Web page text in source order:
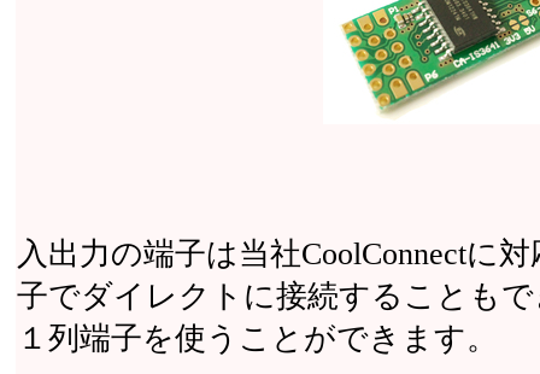
入出力の端子は当社CoolConnectに
子でダイレクトに接続することも
１列端子を使うことができます。